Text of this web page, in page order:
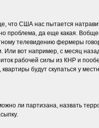
что США нас пытается
проблема, да еще какая.
телевидению фермеры
Или вот например, с месяц
рабочей силы из КНР и
квартиры будут скупаться у
ли партизана, назвать